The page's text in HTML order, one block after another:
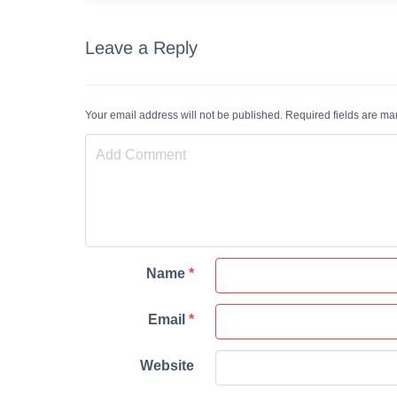
Leave a Reply
Your email address will not be published. Required fields are
Name *
Email *
Website